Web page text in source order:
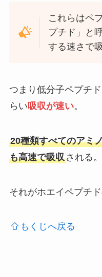
これらはペ
プチド」と
する速さで
つまり低分子ペプチ
らい吸収が速い。
20種類すべてのアミ
も高速で吸収される。
それがホエイペプチ
もくじへ戻る